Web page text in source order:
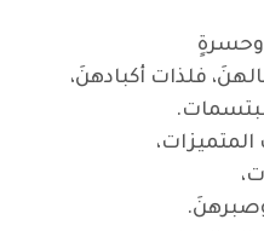
فلذات أكبادهنَ،
.
.